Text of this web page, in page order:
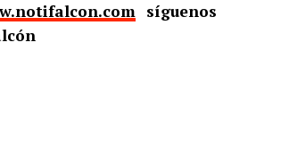
síguenos